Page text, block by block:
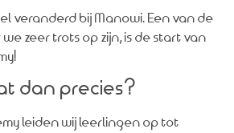
veranderd bij Manowi. Een van de
zeer trots op zijn, is de start van
dan precies?
leiden wij leerlingen op tot